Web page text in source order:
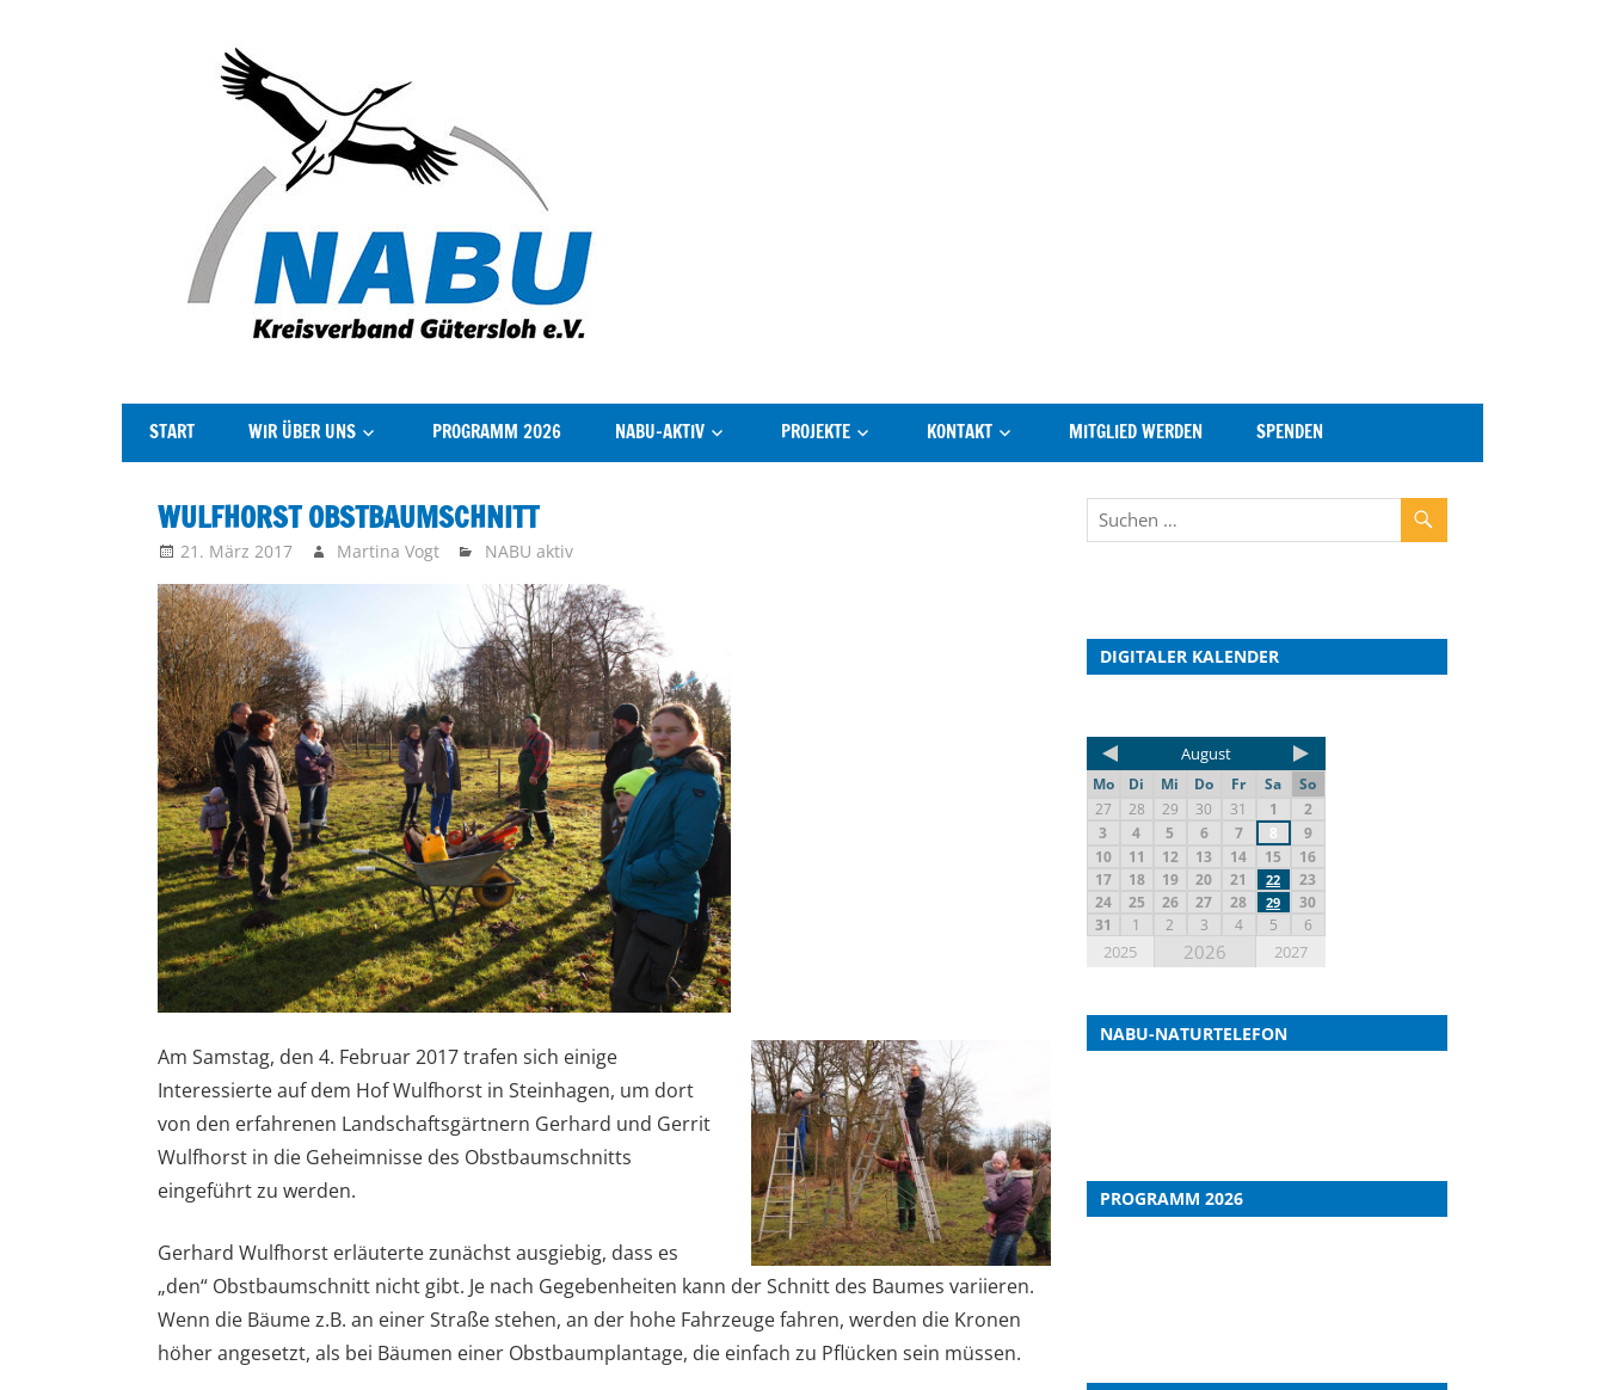
Kreisverband
NABU
Gütersloh
stellt
sich
vor
START WIR ÜBER UNS PROGRAMM 2026 NABU-AKTIV PROJEKTE KONTAKT MITGLIED WERDEN SPENDEN
WULFHORST OBSTBAUMSCHNITT
21. März 2017 Martina Vogt NABU aktiv
Am Samstag, den 4. Februar 2017 trafen sich einige
Interessierte auf dem Hof Wulfhorst in Steinhagen, um dort
von den erfahrenen Landschaftsgärtnern Gerhard und Gerrit
Wulfhorst in die Geheimnisse des Obstbaumschnitts
eingeführt zu werden.
Gerhard Wulfhorst erläuterte zunächst ausgiebig, dass es
„den“ Obstbaumschnitt nicht gibt. Je nach Gegebenheiten kann der Schnitt des Baumes variieren.
Wenn die Bäume z.B. an einer Straße stehen, an der hohe Fahrzeuge fahren, werden die Kronen
höher angesetzt, als bei Bäumen einer Obstbaumplantage, die einfach zu Pflücken sein müssen.
DIGITALER KALENDER
August
Mo Di Mi Do Fr Sa
So
27
28 29 30 31 1
2
3
4 5 6 7 8
9
10
11 12 13 14 15
16
17
18 19 20 21 22
23
24
25 26 27 28 29
30
31
1 2 3 4 5 6
2025 2026 2027
NABU-NATURTELEFON
PROGRAMM 2026